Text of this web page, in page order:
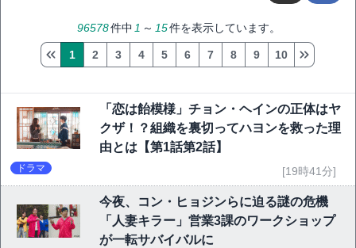
96578件中 1 ～ 15件を表示しています。
1 2 3 4 5 6 7 8 9 10
「恋は飴模様」チョン・ヘインの正体はヤ
クザ！？組織を裏切ってハヨンを救った理
由とは【第1話第2話】
ドラマ [19時41分]
今夜、コン・ヒョジンらに迫る謎の危機
「人妻キラー」営業3課のワークショップ
が一転サバイバルに